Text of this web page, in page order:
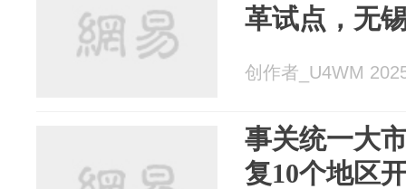
革试点，无
创作者_U4WM
事关统一大
复10个地区